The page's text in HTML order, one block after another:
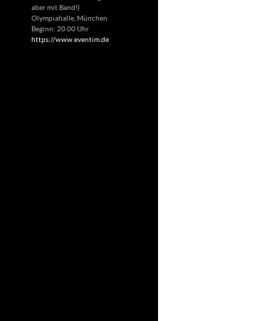
aber mit Band!)
Olympiahalle, München
Beginn: 20.00 Uhr
https://www.eventim.de